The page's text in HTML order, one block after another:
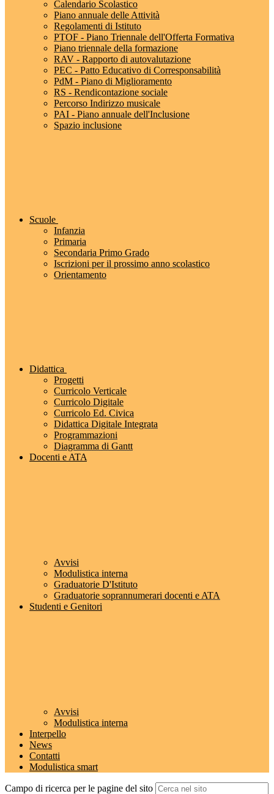
Calendario Scolastico
Piano annuale delle Attività
Regolamenti di Istituto
PTOF - Piano Triennale dell'Offerta Formativa
Piano triennale della formazione
RAV - Rapporto di autovalutazione
PEC - Patto Educativo di Corresponsabilità
PdM - Piano di Miglioramento
RS - Rendicontazione sociale
Percorso Indirizzo musicale
PAI - Piano annuale dell'Inclusione
Spazio inclusione
Scuole
Infanzia
Primaria
Secondaria Primo Grado
Iscrizioni per il prossimo anno scolastico
Orientamento
Didattica
Progetti
Curricolo Verticale
Curricolo Digitale
Curricolo Ed. Civica
Didattica Digitale Integrata
Programmazioni
Diagramma di Gantt
Docenti e ATA
Avvisi
Modulistica interna
Graduatorie D'Istituto
Graduatorie soprannumerari docenti e ATA
Studenti e Genitori
Avvisi
Modulistica interna
Interpello
News
Contatti
Modulistica smart
Campo di ricerca per le pagine del sito